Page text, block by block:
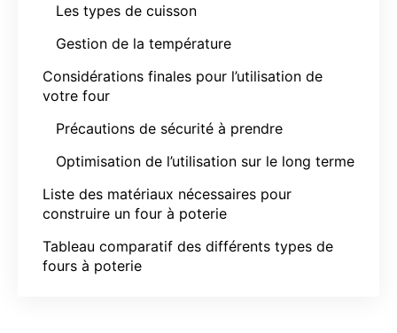
Les types de cuisson
Gestion de la température
Considérations finales pour l’utilisation de
votre four
Précautions de sécurité à prendre
Optimisation de l’utilisation sur le long terme
Liste des matériaux nécessaires pour
construire un four à poterie
Tableau comparatif des différents types de
fours à poterie